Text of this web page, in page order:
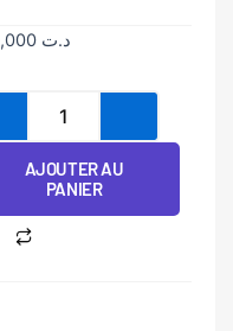
د.ت
Table
d'Appoint
Ronde
en
Rotin
AJOUTER AU
PANIER